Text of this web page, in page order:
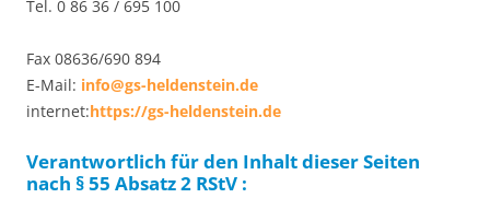
Tel. 0 86 36 / 695 100
Fax 08636/690 894
E-Mail: info@gs-heldenstein.de
internet:https://gs-heldenstein.de
Verantwortlich für den Inhalt dieser Seiten
nach § 55 Absatz 2 RStV :